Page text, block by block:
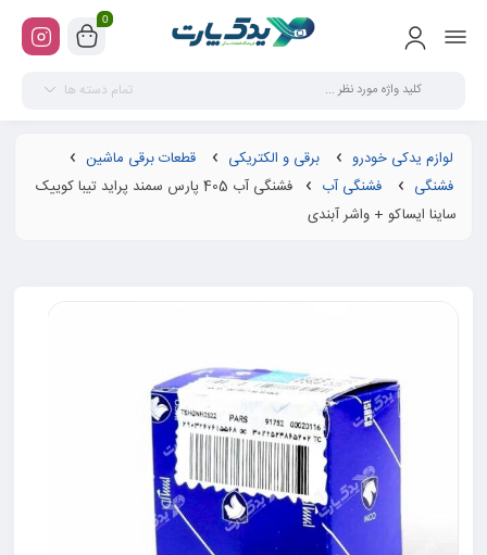
0
تمام دسته ها
لوازم یدکی خودرو برقی و الکتریکی
قطعات برقی ماشین
فشنگی
فشنگی آب
فشنگی آب 405 پارس سمند پراید تیبا کوییک
ساینا ایساکو + واشر آبندی